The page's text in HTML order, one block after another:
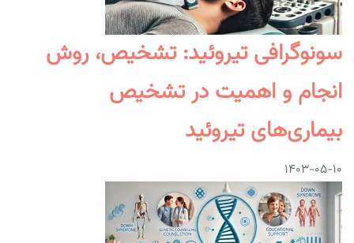
سونوگرافی تیروئید: تشخیص، روش
انجام و اهمیت در تشخیص
بیماری‌های تیروئید
۱۴۰۳-۰۵-۱۰